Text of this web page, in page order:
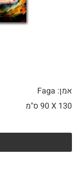
אמן: Faga
130 X